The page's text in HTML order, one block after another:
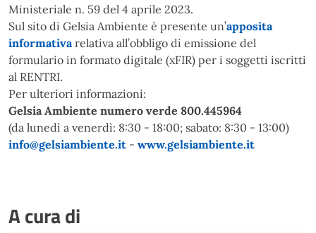
Ministeriale n. 59 del 4 aprile 2023.
Sul sito di Gelsia Ambiente è presente un’apposita
informativa relativa all’obbligo di emissione del
formulario in formato digitale (xFIR) per i soggetti iscritti
al RENTRI.
Per ulteriori informazioni:
Gelsia Ambiente numero verde 800.445964
(da lunedì a venerdì: 8:30 - 18:00; sabato: 8:30 - 13:00)
info@gelsiambiente.it - www.gelsiambiente.it
A cura di